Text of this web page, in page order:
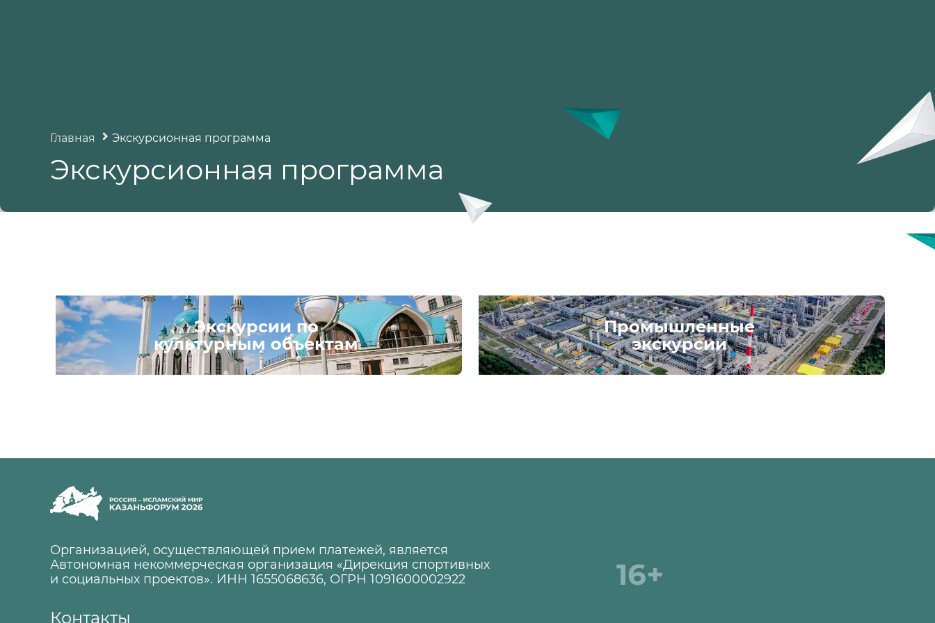
Главная Экскурсионная программа
Экскурсионная программа
Экскурсии по
культурным объектам
Промышленные
экскурсии
Организацией, осуществляющей прием платежей, является
Автономная некоммерческая организация «Дирекция спортивных
и социальных проектов». ИНН 1655068636, ОГРН 1091600002922
Контакты
16+